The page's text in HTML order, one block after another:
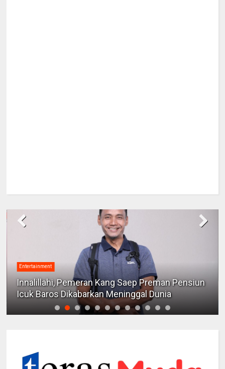
Entertainment
Innalillahi, Pemeran Kang Saep Preman Pensiun
Icuk Baros Dikabarkan Meninggal Dunia